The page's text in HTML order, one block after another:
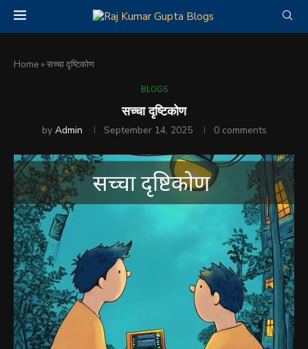
Home »सच्चा दृष्टिकोण
BLOGS
सच्चा दृष्टिकोण
by Admin September 14, 2025 0 comments